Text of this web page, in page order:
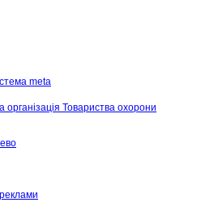
meta
організація Товариства охорони